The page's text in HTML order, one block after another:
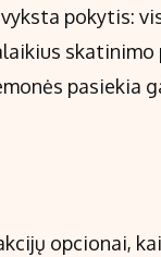
pokytis:
pasiekia
opcionai,